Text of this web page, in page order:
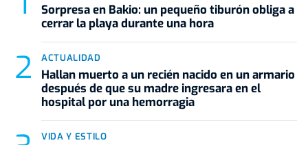
Sorpresa en Bakio: un pequeño tiburón obliga a
cerrar la playa durante una hora
ACTUALIDAD
Hallan muerto a un recién nacido en un armario
después de que su madre ingresara en el
hospital por una hemorragia
VIDA Y ESTILO